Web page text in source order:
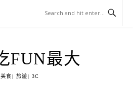
FUN最大
美食| 旅遊| 3C